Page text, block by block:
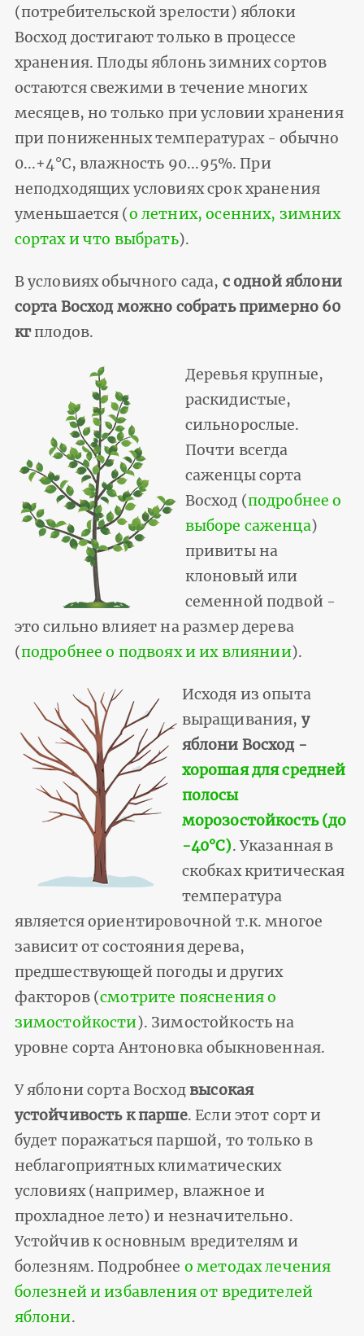
(потребительской зрелости) яблоки
Восход достигают только в процессе
хранения. Плоды яблонь зимних сортов
остаются свежими в течение многих
месяцев, но только при условии хранения
при пониженных температурах - обычно
0...+4°С, влажность 90...95%. При
неподходящих условиях срок хранения
уменьшается (о летних, осенних, зимних
сортах и что выбрать).
В условиях обычного сада, с одной яблони
сорта Восход можно собрать примерно 60
кгплодов.
Деревья крупные,
раскидистые,
сильнорослые.
Почти всегда
саженцы сорта
Восход (подробнее о
выборе саженца)
привиты на
клоновый или
семенной подвой -
это сильно влияет на размер дерева
(подробнее о подвоях и их влиянии).
Исходя из опыта
выращивания, у
яблони Восход -
хорошая для средней
полосы
морозостойкость (до
-40°С). Указанная в
скобках критическая
температура
является ориентировочной т.к. многое
зависит от состояния дерева,
предшествующей погоды и других
факторов (смотрите пояснения о
зимостойкости). Зимостойкость на
уровне сорта Антоновка обыкновенная.
У яблони сорта Восход высокая
устойчивость к парше. Если этот сорт и
будет поражаться паршой, то только в
неблагоприятных климатических
условиях (например, влажное и
прохладное лето) и незначительно.
Устойчив к основным вредителям и
болезням. Подробнее о методах лечения
болезней и избавления от вредителей
яблони.